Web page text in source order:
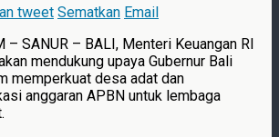
tweet Sematkan Email
– SANUR – BALI, Menteri Keuangan RI
mendukung upaya Gubernur Bali
memperkuat desa adat dan
anggaran APBN untuk lembaga